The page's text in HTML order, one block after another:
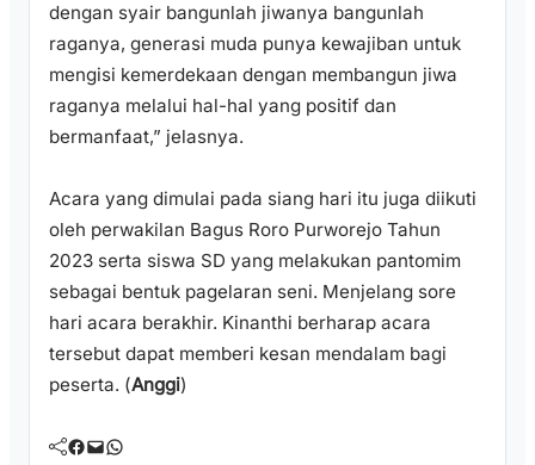
dengan syair bangunlah jiwanya bangunlah
raganya, generasi muda punya kewajiban untuk
mengisi kemerdekaan dengan membangun jiwa
raganya melalui hal-hal yang positif dan
bermanfaat,” jelasnya.
Acara yang dimulai pada siang hari itu juga diikuti
oleh perwakilan Bagus Roro Purworejo Tahun
2023 serta siswa SD yang melakukan pantomim
sebagai bentuk pagelaran seni. Menjelang sore
hari acara berakhir. Kinanthi berharap acara
tersebut dapat memberi kesan mendalam bagi
peserta. (Anggi)
Facebook Mail WhatsApp